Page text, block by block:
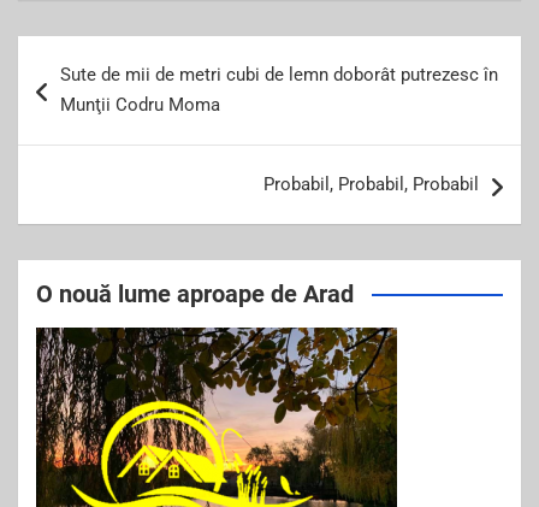
b
o
o
k
navigation
Sute de mii de metri cubi de lemn doborât putrezesc în
Munţii Codru Moma
Probabil, Probabil, Probabil
O nouă lume aproape de Arad